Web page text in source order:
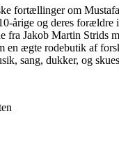
fortællinger om
årige og deres forældre
fra Jakob Martin Strids
en ægte rodebutik af
sang, dukker, og